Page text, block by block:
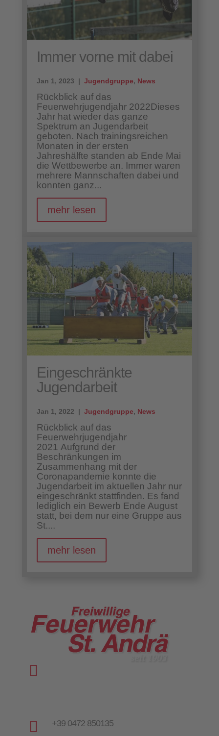
Immer vorne mit dabei
Jan 1, 2023 | Jugendgruppe, News
Rückblick auf das
Feuerwehrjugendjahr 2022Dieses
Jahr hat wieder das ganze
Spektrum an Jugendarbeit
geboten. Nach trainingsreichen
Monaten in der ersten
Jahreshälfte standen ab Ende Mai
die Wettbewerbe an. Immer waren
mehrere Mannschaften dabei und
konnten ganz...
mehr lesen
Eingeschränkte
Jugendarbeit
Jan 1, 2022 | Jugendgruppe, News
Rückblick auf das
Feuerwehrjugendjahr
2021 Aufgrund der
Beschränkungen im
Zusammenhang mit der
Coronapandemie konnte die
Jugendarbeit im aktuellen Jahr nur
eingeschränkt stattfinden. Es fand
lediglich ein Bewerb Ende August
statt, bei dem nur eine Gruppe aus
St....
mehr lesen

 +39 0472 850135